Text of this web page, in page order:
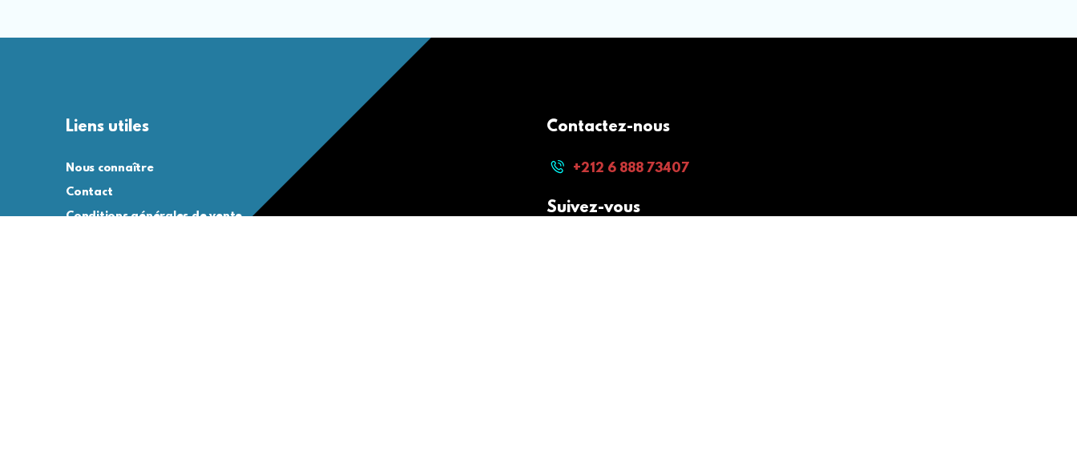
Liens utiles
Nous connaître
Contact
Conditions générales de vente
Contactez-nous
+212 6 888 73407
Suivez-vous